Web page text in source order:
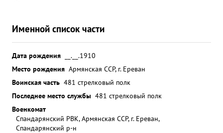
Именной список части
Дата рождения
__.__.1910
Место рождения Армянская ССР, г. Ереван
Воинская часть 481 стрелковый полк
Последнее место службы 481 стрелковый полк
Военкомат
Спандарянский РВК, Армянская ССР, г. Ереван,
Спандарянский р-н